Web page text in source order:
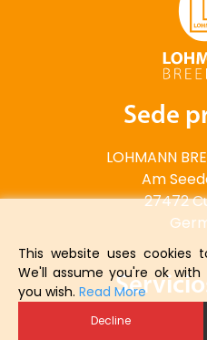
Sede
LOHMANN
Am
27472
This website uses cookies
We'll assume you're ok
you wish. Read More
Decline